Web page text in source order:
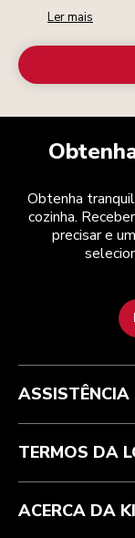
Ler mais
Obtenha
cozinha.
precisar e
Health Check
Atendimento ao cliente
Acompanhar a sua
Garantia e documentos
Perguntas frequentes
Termos e condições
Envio e entrega
Devoluções e
Marca
ODR
A marca
A nossa história
ASSISTÊNCIA
TERMOS DA
ACERCA DA